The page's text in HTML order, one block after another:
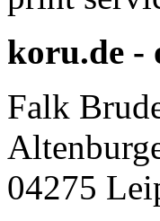
koru.de -
Falk
04275